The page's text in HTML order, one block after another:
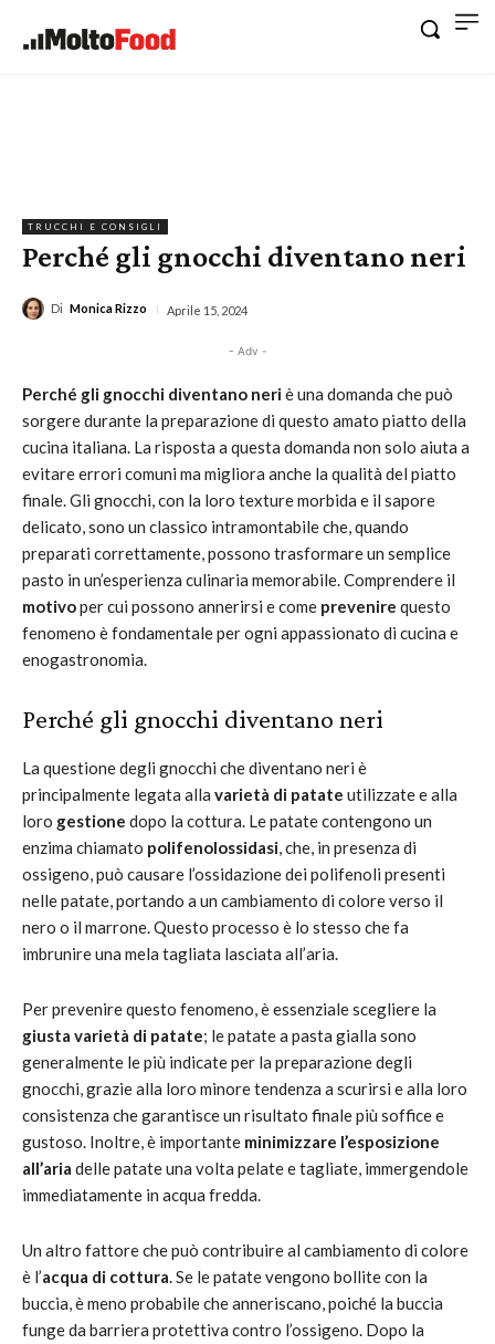
TRUCCHI E CONSIGLI
Perché gli gnocchi diventano neri
Di Monica Rizzo Aprile 15, 2024
- Adv -
Perché gli gnocchi diventano neriè una domanda che può
sorgere durante la preparazione di questo amato piatto della
cucina italiana. La risposta a questa domanda non solo aiuta a
evitare errori comuni ma migliora anche la qualità del piatto
finale. Gli gnocchi, con la loro texture morbida e il sapore
delicato, sono un classico intramontabile che, quando
preparati correttamente, possono trasformare un semplice
pasto in un’esperienza culinaria memorabile. Comprendere il
motivoper cui possono annerirsi e come prevenire questo
fenomeno è fondamentale per ogni appassionato di cucina e
enogastronomia.
Perché gli gnocchi diventano neri
La questione degli gnocchi che diventano neri è
principalmente legata alla varietà di patate utilizzate e alla
loro gestione dopo la cottura. Le patate contengono un
enzima chiamato polifenolossidasi, che, in presenza di
ossigeno, può causare l’ossidazione dei polifenoli presenti
nelle patate, portando a un cambiamento di colore verso il
nero o il marrone. Questo processo è lo stesso che fa
imbrunire una mela tagliata lasciata all’aria.
Per prevenire questo fenomeno, è essenziale scegliere la
giusta varietà di patate; le patate a pasta gialla sono
generalmente le più indicate per la preparazione degli
gnocchi, grazie alla loro minore tendenza a scurirsi e alla loro
consistenza che garantisce un risultato finale più soffice e
gustoso. Inoltre, è importante minimizzare l’esposizione
all’aria delle patate una volta pelate e tagliate, immergendole
immediatamente in acqua fredda.
Un altro fattore che può contribuire al cambiamento di colore
è l’acqua di cottura. Se le patate vengono bollite con la
buccia, è meno probabile che anneriscano, poiché la buccia
funge da barriera protettiva contro l’ossigeno. Dopo la